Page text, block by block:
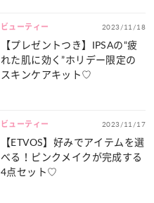
ビューティー 2023/11/18
【プレゼントつき】IPSAの“疲
れた肌に効く”ホリデー限定の
スキンケアキット♡
ビューティー 2023/11/17
【ETVOS】好みでアイテムを選
べる！ピンクメイクが完成する
4点セット♡